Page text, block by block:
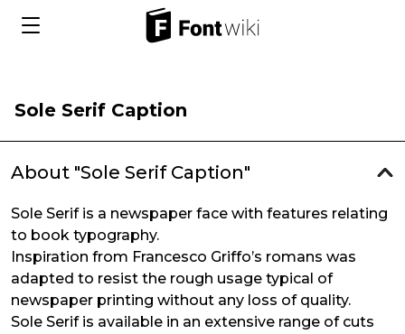
Sole Serif Caption
About "Sole Serif Caption"
Sole Serif is a newspaper face with features relating
to book typography.
Inspiration from Francesco Griffo’s romans was
adapted to resist the rough usage typical of
newspaper printing without any loss of quality.
Sole Serif is available in an extensive range of cuts